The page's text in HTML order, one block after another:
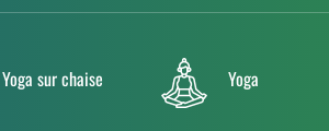
Yoga sur chaise Yoga